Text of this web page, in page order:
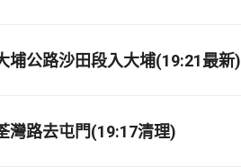
埔公路沙田段入大埔(19:21最新)
灣路去屯門(19:17清理)